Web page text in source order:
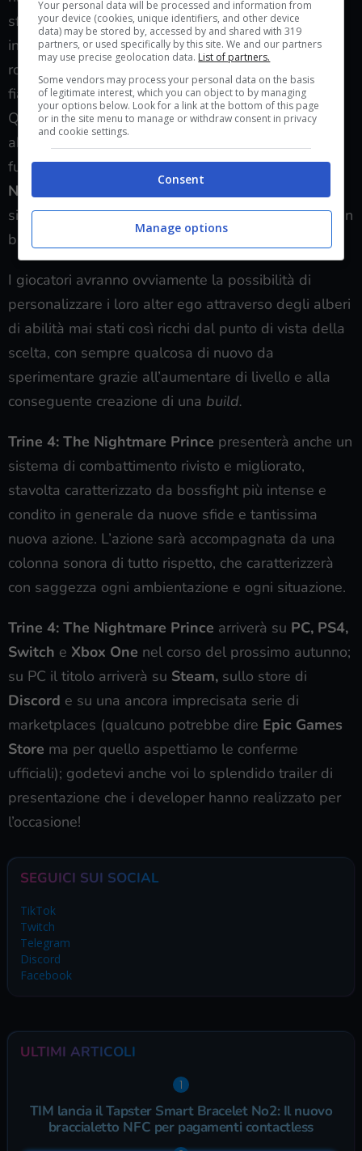
sfide che il gioco proporrà loro: affrontare nemici
incredibilmente pericolosi, risolvere complessi
rompicapi dinamici o esplorare i sopracitati luoghi
fiabeschi e conoscere le loro creature pacifiche.
Questo sarà fatto utilizzando un complesso set di
abilità tra cui l’utilizzo degli elementi naturali come
fuoco, aria, luce o magnetismo.Trine 4: The
Nightmare Prince
sarà caratterizzato anche da un
sistema di difficoltà dinamico che sistemerà i livelli in
base al numero di giocatori presenti nel gameplay.
I giocatori avranno ovviamente la possibilità di
personalizzare i loro alter ego attraverso degli alberi
di abilità mai stati così ricchi dal punto di vista della
scelta, con sempre qualcosa di nuovo da
sperimentare grazie all’aumentare di livello e alla
conseguente creazione di una build.
Trine 4: The Nightmare Prince presenterà anche un
sistema di combattimento rivisto e migliorato,
stavolta caratterizzato da bossfight più intense e
condito in generale da nuove sfide e tantissima
nuova azione. L’azione sarà accompagnata da una
colonna sonora di tutto rispetto, che caratterizzerà
con saggezza ogni ambientazione e ogni situazione.
Trine 4: The Nightmare Prince arriverà su PC, PS4,
Switch e Xbox One nel corso del prossimo autunno;
su PC il titolo arriverà su Steam, sullo store di
Discord e su una ancora imprecisata serie di
marketplaces (qualcuno potrebbe dire Epic Games
Store ma per quello aspettiamo le conferme
ufficiali); godetevi anche voi lo splendido trailer di
presentazione che i developer hanno realizzato per
l’occasione!
SEGUICI SUI SOCIAL
TikTok
Twitch
Telegram
Discord
Facebook
ULTIMI ARTICOLI
TIM lancia il Tapster Smart Bracelet No2: Il nuovo
braccialetto NFC per pagamenti contactless
Your personal data will be processed and information from
your device (cookies, unique identifiers, and other device
data) may be stored by, accessed by and shared with 319
partners, or used specifically by this site. We and our partners
may use precise geolocation data. List of partners.
Some vendors may process your personal data on the basis
of legitimate interest, which you can object to by managing
your options below. Look for a link at the bottom of this page
or in the site menu to manage or withdraw consent in privacy
and cookie settings.
Consent
Manage options